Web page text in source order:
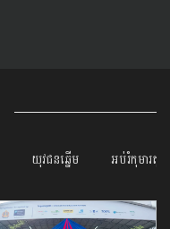
យុវជនឆ្នើម អប់រំកុមារតូច